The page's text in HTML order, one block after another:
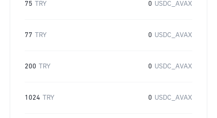
75 TRY 0 USDC_AVAX
77 TRY 0 USDC_AVAX
200 TRY 0 USDC_AVAX
1024 TRY 0 USDC_AVAX